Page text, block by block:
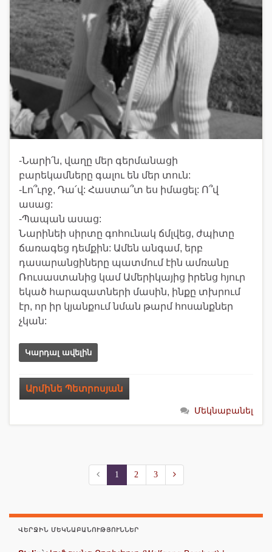
-Նարի՛ն, վաղը մեր գերմանացի
բարեկամները գալու են մեր տուն:
-Լո՞ւրջ, Դա՛վ: Հաստա՞տ ես իմացել: Ո՞վ
ասաց:
-Պապան ասաց:
Նարինեի սիրտը գոհունակ ճմլվեց, ժպիտը
ճառագեց դեմքին: Ամեն անգամ, երբ
դասարանցիները պատմում էին ամռանը
Ռուսաստանից կամ Ամերիկայից իրենց հյուր
եկած հարազատների մասին, ինքը տխրում
էր, որ իր կյանքում նման թարմ հոսանքներ
չկան:
Կարդալ ավելին
Արմինե Պետրոսյան
Մեկնաբանել
1 2 3
ՎԵՐՋԻՆ ՄԵԿՆԱԲԱՆՈՒԹՅՈՒՆՆԵՐ